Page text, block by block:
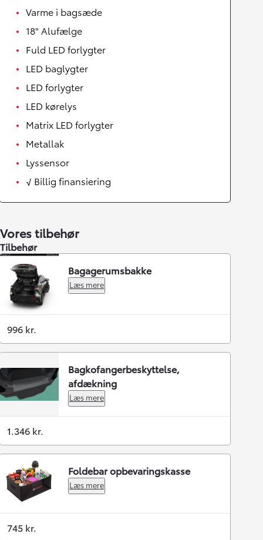
Varme i bagsæde
18" Alufælge
Fuld LED forlygter
LED baglygter
LED forlygter
LED kørelys
Matrix LED forlygter
Metallak
Lyssensor
√ Billig finansiering
Vores tilbehør
Tilbehør
Bagagerumsbakke
Læs mere
996 kr.
Bagkofangerbeskyttelse,
afdækning
Læs mere
1.346 kr.
Foldebar opbevaringskasse
Læs mere
745 kr.